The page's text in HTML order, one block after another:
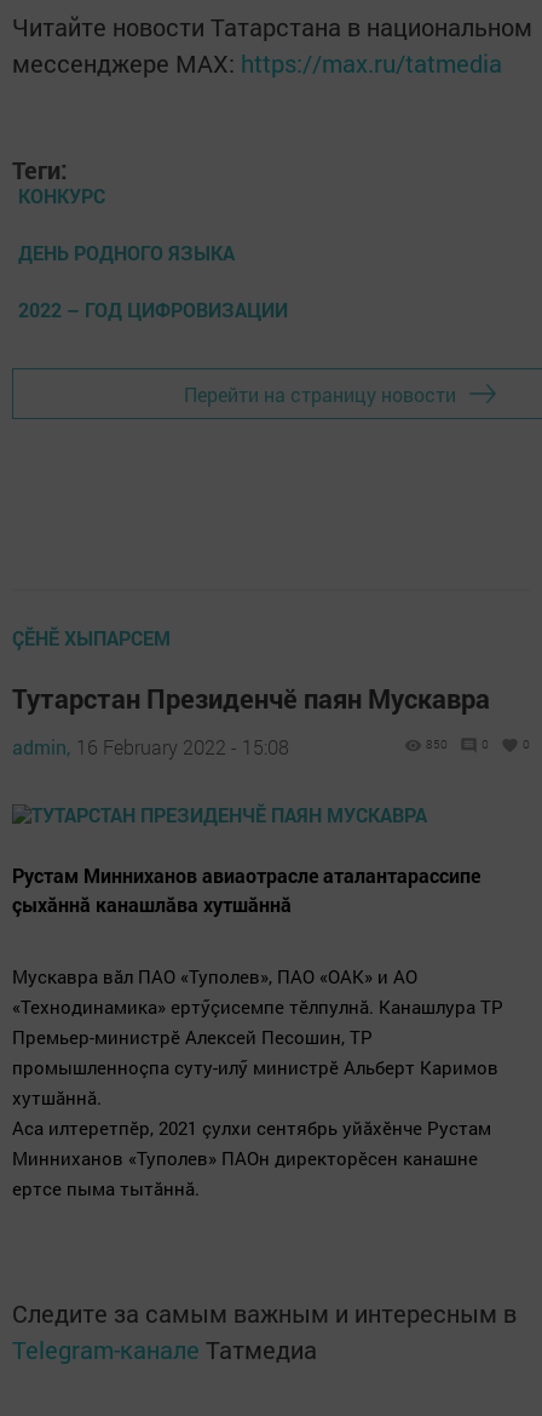
Читайте новости Татарстана в национальном
мессенджере MАХ: https://max.ru/tatmedia
Теги:
КОНКУРС
ДЕНЬ РОДНОГО ЯЗЫКА
2022 – ГОД ЦИФРОВИЗАЦИИ
Перейти на страницу новости
ÇӖНӖ ХЫПАРСЕМ
Тутарстан Президенчӗ паян Мускавра
admin, 16 February 2022 - 15:08 850 0 0
Рустам Минниханов авиаотрасле аталантарассипе
çыхăннă канашлăва хутшăннă
Мускавра вăл ПАО «Туполев», ПАО «ОАК» и АО
«Технодинамика» ертӳçисемпе тӗлпулнă. Канашлура ТР
Премьер-министрӗ Алексей Песошин, ТР
промышленноçпа суту-илӳ министрӗ Альберт Каримов
хутшăннă.
Аса илтеретпӗр, 2021 çулхи сентябрь уйăхӗнче Рустам
Минниханов «Туполев» ПАОн директорӗсен канашне
ертсе пыма тытăннă.
Следите за самым важным и интересным в
Telegram-канале Татмедиа